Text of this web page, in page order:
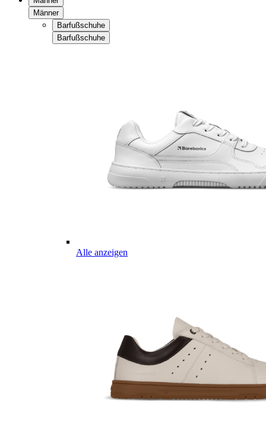
Männer
Barfußschuhe
Barfußschuhe
Alle anzeigen